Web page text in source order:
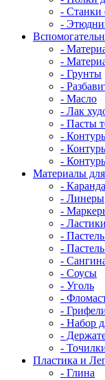
- Станки
-
-
-
- Грунты
-
- Масло
- Лак
- Пасты
-
-
-
Материалы
-
- Линеры
-
- Ластики
-
-
-
- Соусы
- Уголь
-
-
- Набор
-
-
Пластика и
- Глина